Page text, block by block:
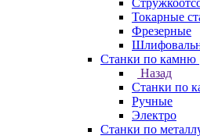
Токарные
Фрезерные
Станки по камню
Назад
Станки по
Ручные
Электро
Станки по